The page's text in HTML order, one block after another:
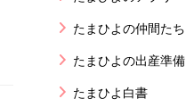
たまひよの仲間たち
たまひよの出産準備
たまひよ白書